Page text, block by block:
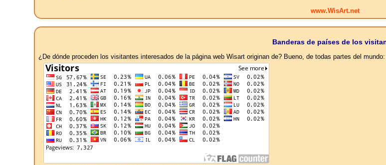
www.WisArt.net
Banderas de países de los
¿De dónde proceden los visitantes interesados ​​de la página web Wisart originan de? Bueno, de todas partes del